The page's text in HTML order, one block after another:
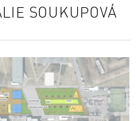
SOUKUPOVÁ